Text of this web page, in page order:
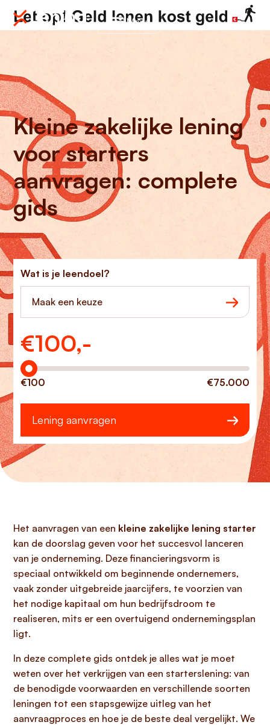
Menu
Kleine zakelijke lening
voor starters
aanvragen: complete
gids
Wat is je leendoel?
Maak een keuze
€100,-
Hoeveel wilt u lenen?
€100 €75.000
Lening aanvragen
Het aanvragen van een kleine zakelijke lening starter
kan de doorslag geven voor het succesvol lanceren
van je onderneming. Deze financieringsvorm is
speciaal ontwikkeld om beginnende ondernemers,
vaak zonder uitgebreide jaarcijfers, te voorzien van
het nodige kapitaal om hun bedrijfsdroom te
realiseren, mits er een overtuigend ondernemingsplan
ligt.
In deze complete gids ontdek je alles wat je moet
weten over het verkrijgen van een starterslening: van
de benodigde voorwaarden en verschillende soorten
leningen tot een stapsgewijze uitleg van het
aanvraagproces en hoe je de beste deal vergelijkt. We